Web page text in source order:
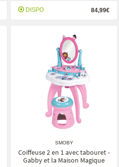
DISPO 84,99€
SMOBY
Coiffeuse 2 en 1 avec tabouret -
Gabby et la Maison Magique